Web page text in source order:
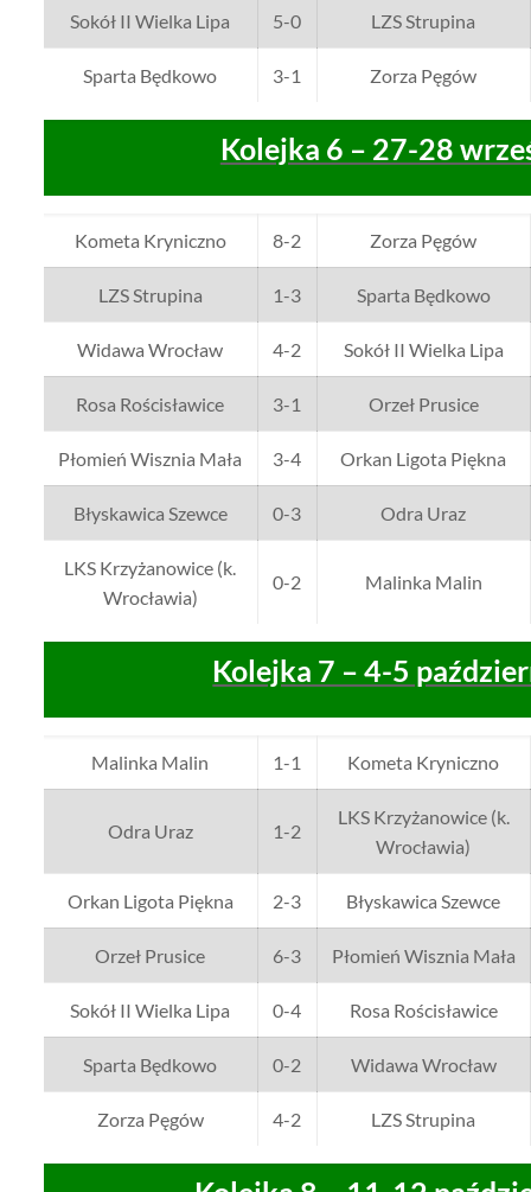
Sokół II Wielka Lipa 5-0 LZS Strupina
Sparta Będkowo 3-1 Zorza Pęgów
Kolejka 6 – 27-28
Kometa Kryniczno 8-2 Zorza Pęgów
LZS Strupina 1-3 Sparta Będkowo
Widawa Wrocław 4-2 Sokół II Wielka Lipa
Rosa Rościsławice 3-1 Orzeł Prusice
Płomień Wisznia Mała 3-4 Orkan Ligota Piękna
Błyskawica Szewce 0-3 Odra Uraz
LKS Krzyżanowice (k.
Wrocławia)
0-2 Malinka Malin
Kolejka 7 – 4-5
Malinka Malin 1-1 Kometa Kryniczno
Odra Uraz 1-2
LKS Krzyżanowice (k.
Wrocławia)
Orkan Ligota Piękna 2-3 Błyskawica Szewce
Orzeł Prusice 6-3 Płomień Wisznia Mała
Sokół II Wielka Lipa 0-4 Rosa Rościsławice
Sparta Będkowo 0-2 Widawa Wrocław
Zorza Pęgów 4-2 LZS Strupina